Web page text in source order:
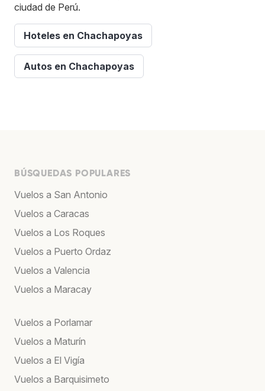
ciudad de Perú.
Hoteles en Chachapoyas
Autos en Chachapoyas
BÚSQUEDAS POPULARES
Vuelos a San Antonio
Vuelos a Caracas
Vuelos a Los Roques
Vuelos a Puerto Ordaz
Vuelos a Valencia
Vuelos a Maracay
Vuelos a Porlamar
Vuelos a Maturín
Vuelos a El Vigía
Vuelos a Barquisimeto